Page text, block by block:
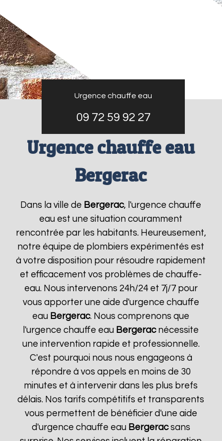
Urgence chauffe eau
09 72 59 92 27
Urgence chauffe eau
Bergerac
Dans la ville de Bergerac, l'urgence chauffe
eau est une situation couramment
rencontrée par les habitants. Heureusement,
notre équipe de plombiers expérimentés est
à votre disposition pour résoudre rapidement
et efficacement vos problèmes de chauffe-
eau. Nous intervenons 24h/24 et 7j/7 pour
vous apporter une aide d'urgence chauffe
eau Bergerac. Nous comprenons que
l'urgence chauffe eau Bergeracnécessite
une intervention rapide et professionnelle.
C'est pourquoi nous nous engageons à
répondre à vos appels en moins de 30
minutes et à intervenir dans les plus brefs
délais. Nos tarifs compétitifs et transparents
vous permettent de bénéficier d'une aide
d'urgence chauffe eau Bergeracsans